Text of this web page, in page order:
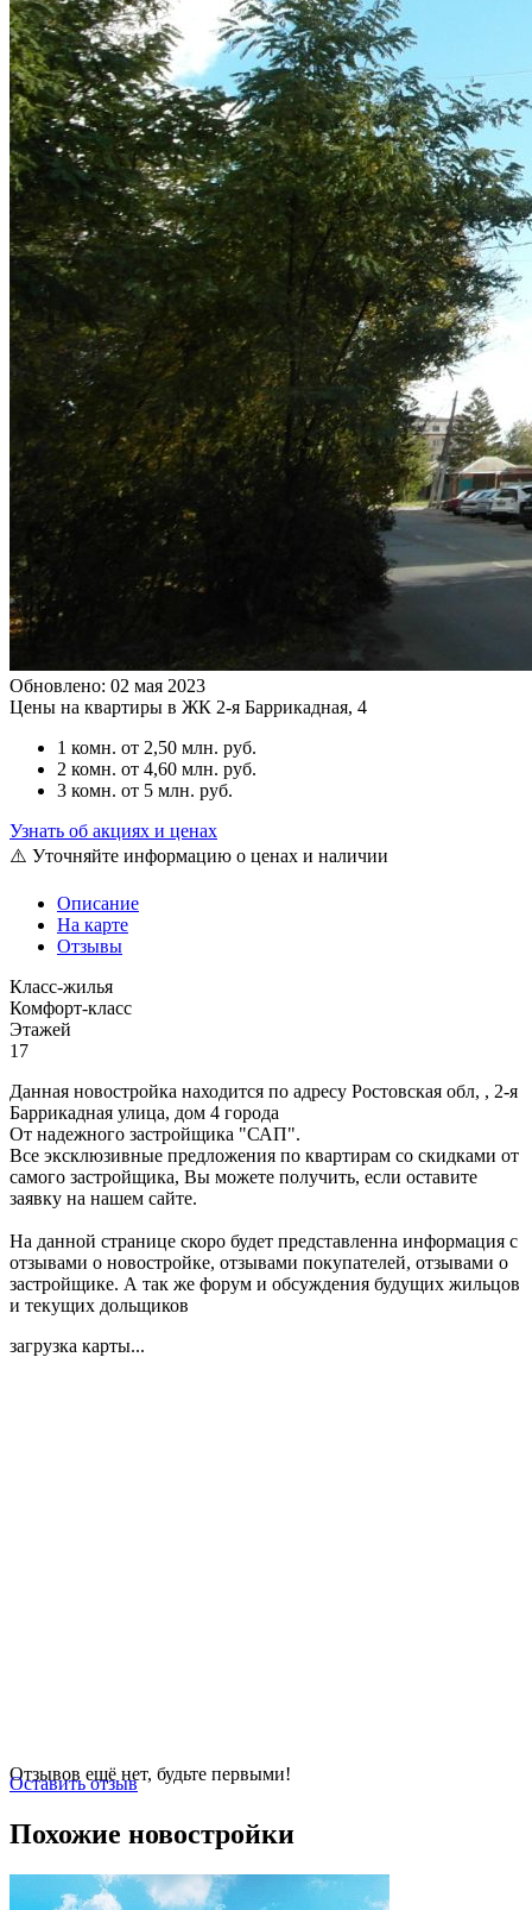
Обновлено: 02 мая 2023
Цены на квартиры в ЖК 2-я Баррикадная, 4
1 комн. от 2,50 млн. руб.
2 комн. от 4,60 млн. руб.
3 комн. от 5 млн. руб.
Узнать об акциях и ценах
⚠️ Уточняйте информацию о ценах и наличии
Описание
На карте
Отзывы
Класс-жилья
Комфорт-класс
Этажей
17
Данная новостройка находится по адресу Ростовская обл, , 2-я
Баррикадная улица, дом 4 города
От надежного застройщика "САП".
Все эксклюзивные предложения по квартирам со скидками от
самого застройщика, Вы можете получить, если оставите
заявку на нашем сайте.
На данной странице скоро будет представленна информация с
отзывами о новостройке, отзывами покупателей, отзывами о
застройщике. А так же форум и обсуждения будущих жильцов
и текущих дольщиков
загрузка карты...
Отзывов ещё нет, будьте первыми!
Оставить отзыв
Похожие новостройки